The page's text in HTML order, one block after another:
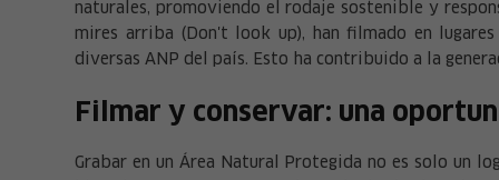
naturales, promoviendo el rodaje sostenible y
mires arriba (Don't look up), han filmado en
diversas ANP del país. Esto ha contribuido a la
Filmar y conservar: una
Grabar en un Área Natural Protegida no es solo un